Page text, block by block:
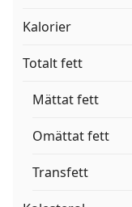
Kalorier
Totalt fett
Mättat fett
Omättat fett
Transfett